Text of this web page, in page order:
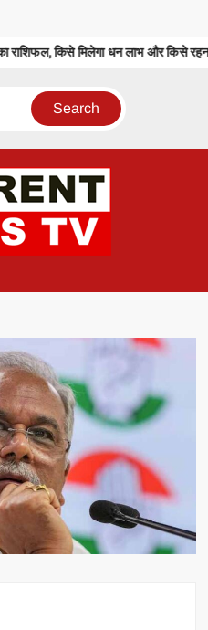
किसे मिलेगा धन लाभ और किसे रहना